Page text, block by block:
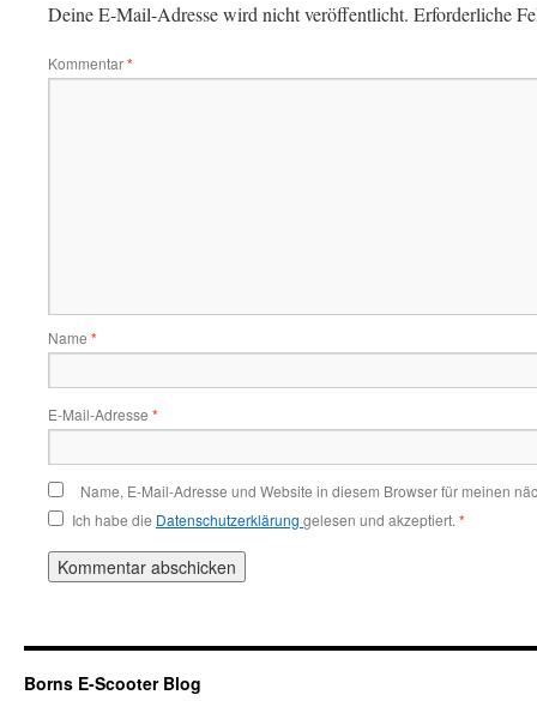
Deine E-Mail-Adresse wird nicht veröffentlicht. Erforderliche
Kommentar*
Name *
E-Mail-Adresse *
Name, E-Mail-Adresse und Website in diesem Browser für meinen
Ich habe die Datenschutzerklärung gelesen und akzeptiert. *
Borns E-Scooter Blog